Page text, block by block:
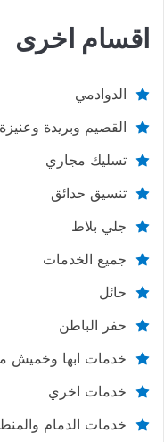
اقسام اخرى
الدوادمي
القصيم وبريدة وعنيزة
تسليك مجاري
تنسيق حدائق
جلي بلاط
جميع الخدمات
حائل
حفر الباطن
خدمات ابها وخميش
خدمات اخري
خدمات الدمام